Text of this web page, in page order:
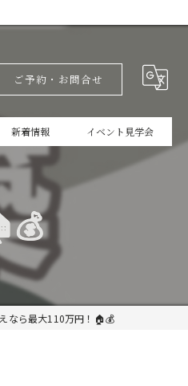
ご予約・お問合せ
新着情報
家づくりの本掲載
イベント見学会
なら最大110万円！🏠💰